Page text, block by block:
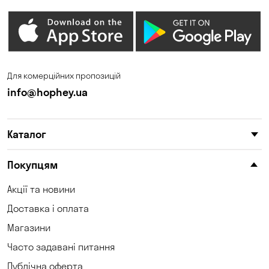
Дніпро Зазим’є
Кам'янське
Корсунці
Коцюбинське
Кривий Ріг
Для комерційних пропозицій
info@hophey.ua
Каталог
Покупцям
Акції та новини
Доставка і оплата
Магазини
Часто задавані питання
Публічна оферта